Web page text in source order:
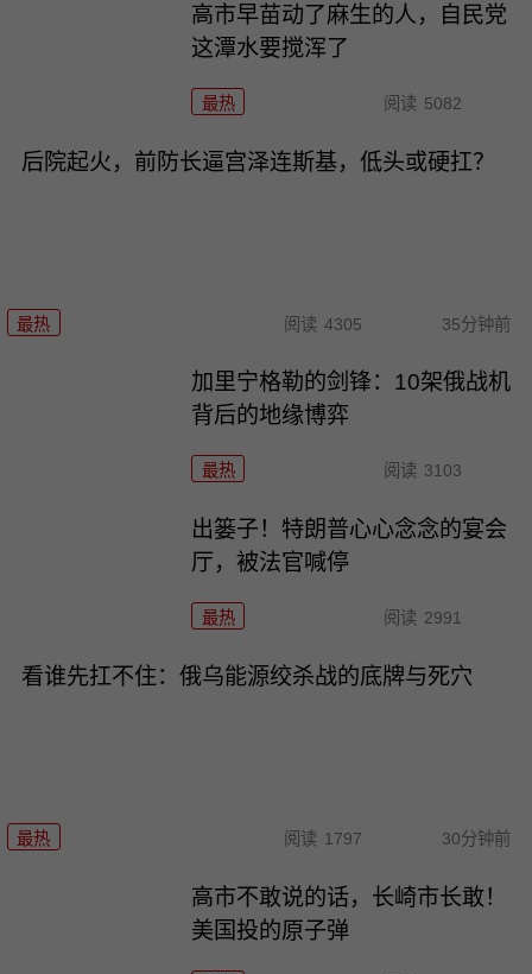
高市早苗动了麻生的人，自民党
这潭水要搅浑了
最热 阅读 5082
后院起火，前防长逼宫泽连斯基，低头或硬扛？
最热 阅读 4305 35分钟前
加里宁格勒的剑锋：10架俄战机
背后的地缘博弈
最热 阅读 3103
出篓子！特朗普心心念念的宴会
厅，被法官喊停
最热 阅读 2991
看谁先扛不住：俄乌能源绞杀战的底牌与死穴
最热 阅读 1797 30分钟前
高市不敢说的话，长崎市长敢！
美国投的原子弹